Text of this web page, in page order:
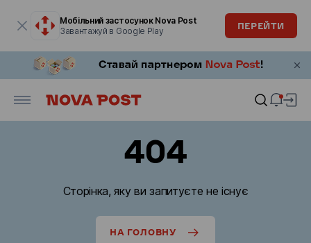
Мобільний застосунок Nova Post
Завантажуй в Google Play
ПЕРЕЙТИ
404
Сторінка, яку ви запитуєте не існує
НА ГОЛОВНУ